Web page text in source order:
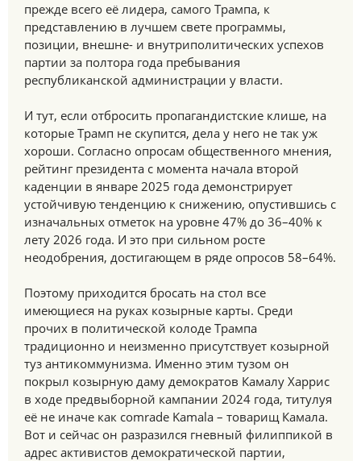
прежде всего её лидера, самого Трампа, к
представлению в лучшем свете программы,
позиции, внешне- и внутриполитических успехов
партии за полтора года пребывания
республиканской администрации у власти.
И тут, если отбросить пропагандистские клише, на
которые Трамп не скупится, дела у него не так уж
хороши. Согласно опросам общественного мнения,
рейтинг президента с момента начала второй
каденции в январе 2025 года демонстрирует
устойчивую тенденцию к снижению, опустившись с
изначальных отметок на уровне 47% до 36–40% к
лету 2026 года. И это при сильном росте
неодобрения, достигающем в ряде опросов 58–64%.
Поэтому приходится бросать на стол все
имеющиеся на руках козырные карты. Среди
прочих в политической колоде Трампа
традиционно и неизменно присутствует козырной
туз антикоммунизма. Именно этим тузом он
покрыл козырную даму демократов Камалу Харрис
в ходе предвыборной кампании 2024 года, титулуя
её не иначе как сomrade Kamala – товарищ Камала.
Вот и сейчас он разразился гневный филиппикой в
адрес активистов демократической партии,